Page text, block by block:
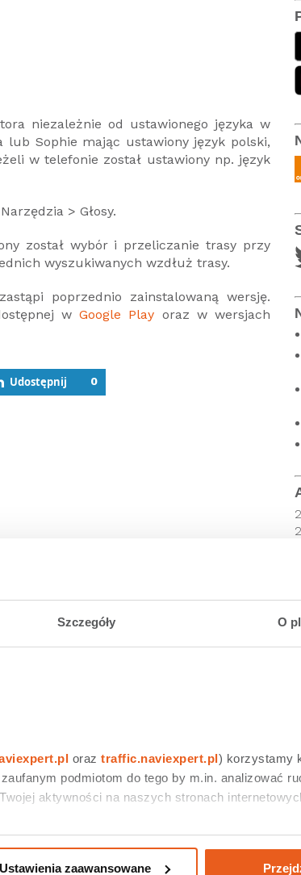
Szczegóły O
oraz traffic.naviexpert.pl) korzystamy
podmiotom do tego by m.in. analizować
aktywności na naszych stronach
Ustawienia zaawansowane
niezależnie od ustawionego języka w
lub Sophie mając ustawiony język polski,
w telefonie został ustawiony np. język
> Głosy.
został wybór i przeliczanie trasy przy
wyszukiwanych wzdłuż trasy.
poprzednio zainstalowaną wersję.
wGoogle Play oraz w wersjach
Udostępnij 0